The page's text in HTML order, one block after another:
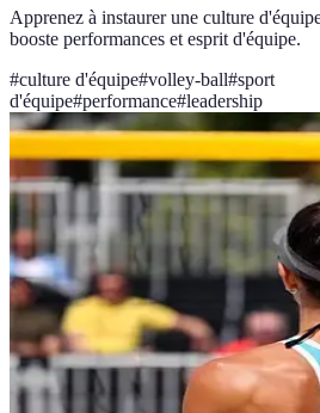
Apprenez à instaurer une culture
booste performances et esprit d'équipe.
#culture d'équipe#volley-ball#sport
d'équipe#performance#leadership